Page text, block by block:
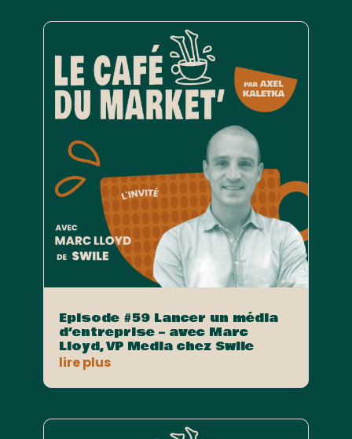
Episode #59 Lancer un média
d’entreprise – avec Marc
Lloyd, VP Media chez Swile
lire plus